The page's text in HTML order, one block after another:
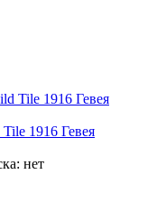
1916 Гевея
нет